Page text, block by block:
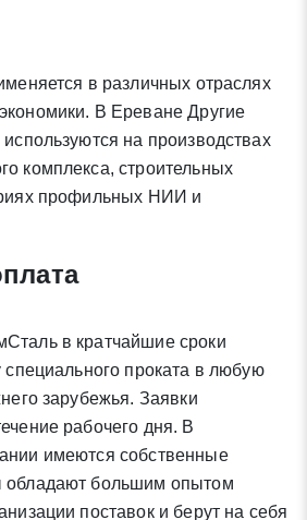
в различных отраслях
В Ереване Другие
на производствах
комплекса, строительных
профильных НИИ и
в кратчайшие сроки
специального проката в любую
зарубежья. Заявки
рабочего дня. В
имеются собственные
большим опытом
поставок и берут на себя
Закрыть
заявку
заявку» Вы даете согласие
данных в соответствии со
закона от 27 июля 2006 г. N 152-ФЗ